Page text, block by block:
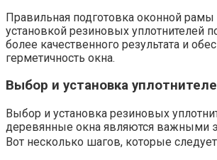
Правильная подготовка оконной рамы
установкой резиновых уплотнителей
более качественного результата и
герметичность окна.
Выбор и установка
Выбор и установка резиновых
деревянные окна являются важными
Вот несколько шагов, которые